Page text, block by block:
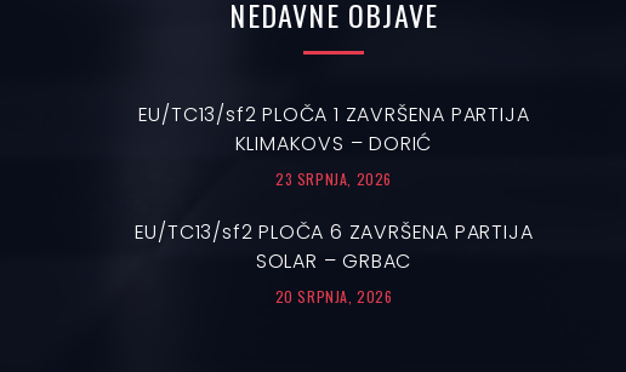
NEDAVNE OBJAVE
EU/TC13/sf2 PLOČA 1 ZAVRŠENA PARTIJA
KLIMAKOVS – DORIĆ
23 SRPNJA, 2026
EU/TC13/sf2 PLOČA 6 ZAVRŠENA PARTIJA
SOLAR – GRBAC
20 SRPNJA, 2026